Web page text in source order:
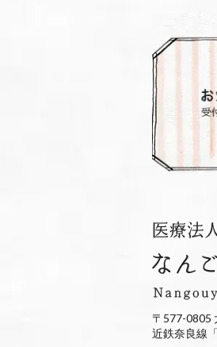
〒577-0805
近鉄奈良線